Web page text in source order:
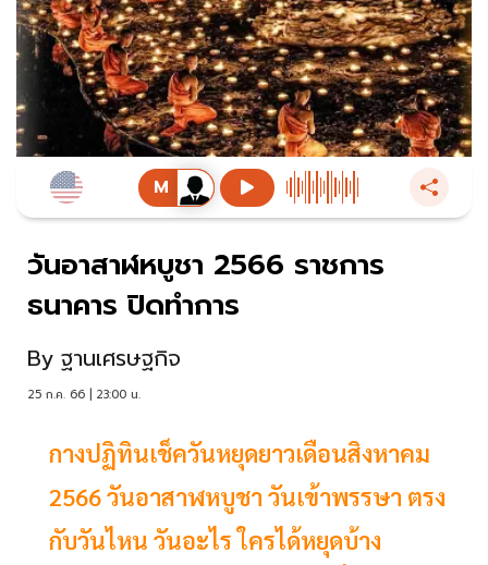
วันอาสาฬหบูชา 2566 ราชการ
ธนาคาร ปิดทำการ
By ฐานเศรษฐกิจ
25 ก.ค. 66 | 23:00 น.
กางปฏิทินเช็ควันหยุดยาวเดือนสิงหาคม
2566 วันอาสาฬหบูชา วันเข้าพรรษา ตรง
กับวันไหน วันอะไร ใครได้หยุดบ้าง